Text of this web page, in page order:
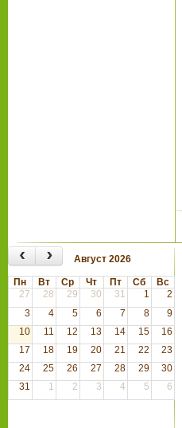
‹ › Август 2026
Пн Вт Ср Чт Пт Сб
Вс
27
28 29 30 31 1
2
3
4 5 6 7 8
9
10
11 12 13 14 15
16
17
18 19 20 21 22
23
24
25 26 27 28 29
30
31
1 2 3 4 5 6